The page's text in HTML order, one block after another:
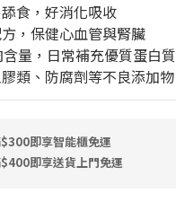
食，好消化吸收
，保健心血管與腎臟
量，日常補充優質蛋白質
類、防腐劑等不良添加物
即享智能櫃免運
即享送貨上門免運